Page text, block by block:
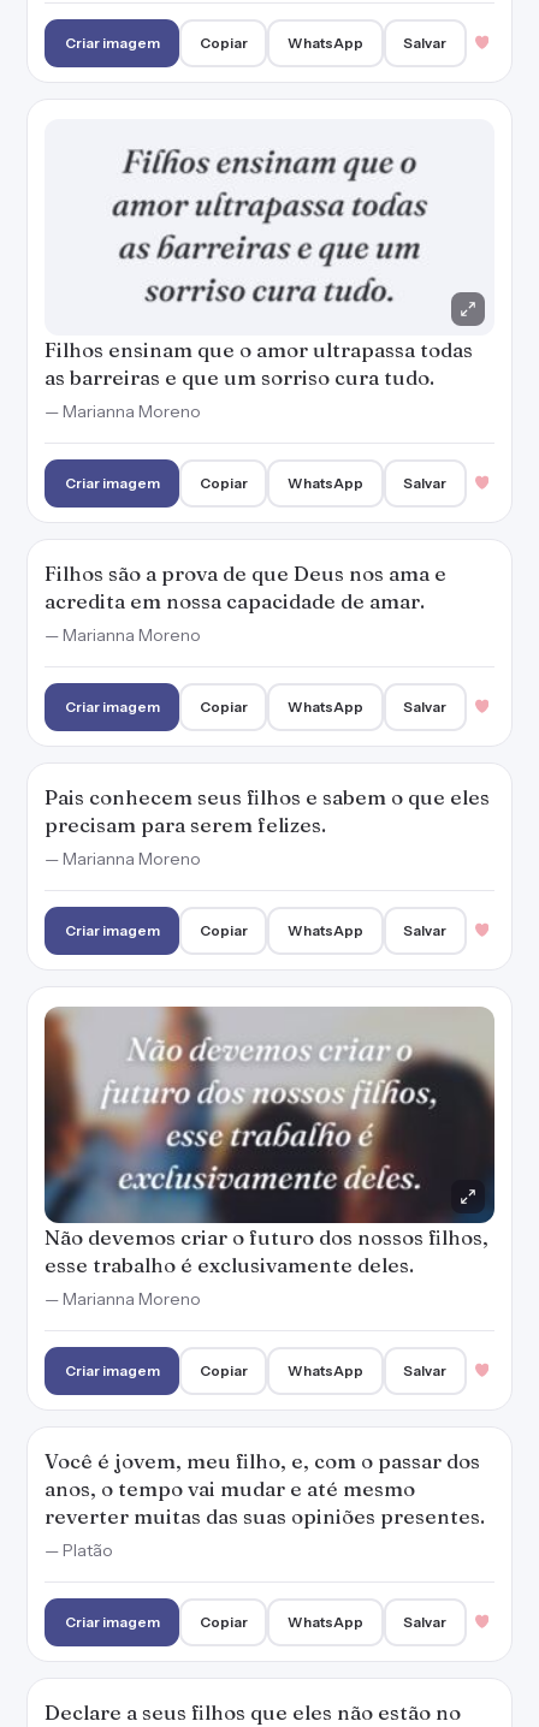
as barreiras e que um sorriso cura tudo.
— Marianna Moreno
Filhos são a prova de que Deus nos ama e
acredita em nossa capacidade de amar.
Criar imagem Copiar WhatsApp Salvar
Pais conhecem seus filhos e sabem o que eles
precisam para serem felizes.
— Marianna Moreno
Criar imagem Copiar WhatsApp Salvar
esse trabalho é exclusivamente deles.
— Marianna Moreno
Criar imagem Copiar
Você é jovem, meu filho, e, com o passar dos
anos, o tempo vai mudar e até mesmo
reverter muitas das suas opiniões presentes.
— Platão
Criar imagem Copiar WhatsApp Salvar
Declare a seus filhos que eles não estão no
rodapé de sua vida, mas nas páginas centrais
da sua história.
Criar imagem Copiar WhatsApp Salvar